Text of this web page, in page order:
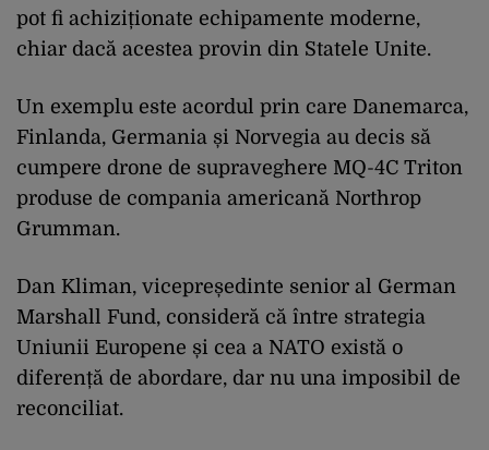
pot fi achiziționate echipamente moderne,
chiar dacă acestea provin din Statele Unite.
Un exemplu este acordul prin care Danemarca,
Finlanda, Germania și Norvegia au decis să
cumpere drone de supraveghere MQ-4C Triton
produse de compania americană Northrop
Grumman.
Dan Kliman, vicepreședinte senior al German
Marshall Fund, consideră că între strategia
Uniunii Europene și cea a NATO există o
diferență de abordare, dar nu una imposibil de
reconciliat.